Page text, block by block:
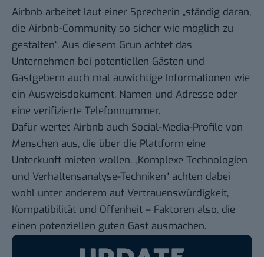
Airbnb arbeitet laut einer Sprecherin „ständig daran,
die Airbnb-Community so sicher wie möglich zu
gestalten“. Aus diesem Grun achtet das
Unternehmen bei potentiellen Gästen und
Gastgebern auch mal auwichtige Informationen wie
ein Ausweisdokument, Namen und Adresse oder
eine verifizierte Telefonnummer.
Dafür wertet Airbnb auch Social-Media-Profile von
Menschen aus, die über die Plattform eine
Unterkunft mieten wollen. „Komplexe Technologien
und Verhaltensanalyse-Techniken“ achten dabei
wohl unter anderem auf Vertrauenswürdigkeit,
Kompatibilität und Offenheit – Faktoren also, die
einen potenziellen guten Gast ausmachen.